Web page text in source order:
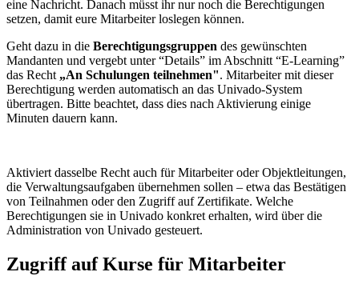
eine Nachricht. Danach müsst ihr nur noch die Berechtigungen
setzen, damit eure Mitarbeiter loslegen können.
Geht dazu in die Berechtigungsgruppen des gewünschten
Mandanten und vergebt unter “Details” im Abschnitt “E-Learning”
das Recht „An Schulungen teilnehmen". Mitarbeiter mit dieser
Berechtigung werden automatisch an das Univado-System
übertragen. Bitte beachtet, dass dies nach Aktivierung einige
Minuten dauern kann.
Aktiviert dasselbe Recht auch für Mitarbeiter oder Objektleitungen,
die Verwaltungsaufgaben übernehmen sollen – etwa das Bestätigen
von Teilnahmen oder den Zugriff auf Zertifikate. Welche
Berechtigungen sie in Univado konkret erhalten, wird über die
Administration von Univado gesteuert.
Zugriff auf Kurse für Mitarbeiter